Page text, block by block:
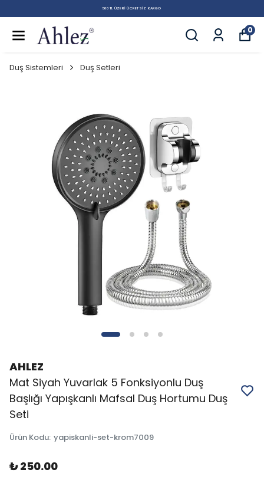
500 TL ÜZERI ÜCRETSIZ KARGO
0
Duş Sistemleri Duş Setleri
AHLEZ
Mat Siyah Yuvarlak 5 Fonksiyonlu Duş
Başlığı Yapışkanlı Mafsal Duş Hortumu Duş
Seti
Ürün Kodu: yapiskanli-set-krom7009
₺ 250.00